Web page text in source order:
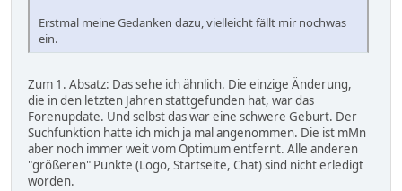
Erstmal meine Gedanken dazu, vielleicht fällt mir nochwas
ein.
Zum 1. Absatz: Das sehe ich ähnlich. Die einzige Änderung,
die in den letzten Jahren stattgefunden hat, war das
Forenupdate. Und selbst das war eine schwere Geburt. Der
Suchfunktion hatte ich mich ja mal angenommen. Die ist mMn
aber noch immer weit vom Optimum entfernt. Alle anderen
"größeren" Punkte (Logo, Startseite, Chat) sind nicht erledigt
worden.